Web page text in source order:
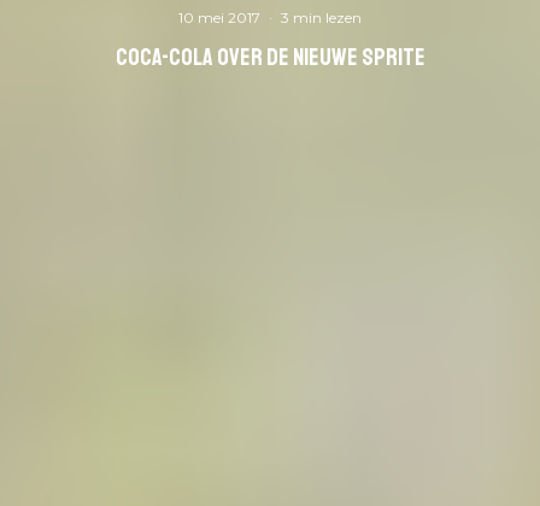
10 mei 2017 · 3 min lezen
Coca-cola over de nieuwe Sprite